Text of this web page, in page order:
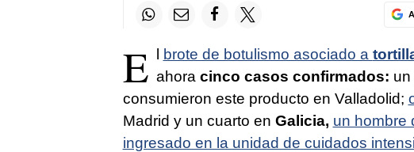
E l brote de botulismo asociado a
ahora cinco casos confirmados:
consumieron este producto en Valladolid;
Madrid y un cuarto en Galicia, un hombre
ingresado en la unidad de cuidados